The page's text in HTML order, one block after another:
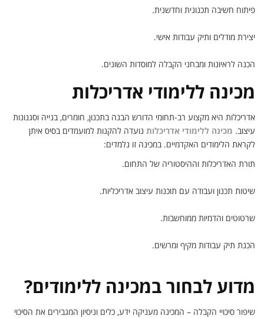
פיתוח חשיבה תכנונית וחדשנית.
יצירת מודלים ותיק עבודות אישי.
הכנה לראיונות ומבחני הקבלה למוסדות השונים.
מכינה ללימודי אדריכלות
אדריכלות היא מקצוע רב-תחומי הדורש הבנה בתכנון, חומרים, בנייה וסגנונות
עיצוב. מכינה ללימודי אדריכלות נועדה להקנות למועמדים בסיס איתן
לקראת הלימודים האקדמיים. במכינה זו נלמדים:
תורת האדריכלות וההיסטוריה של התחום.
שיטות תכנון ועבודה עם תוכנות עיצוב אדריכליות.
שרטוטים והדמיות ממוחשבות.
הכנת תיק עבודות מקיף ומרשים.
מדוע לבחור במכינה ללימודים?
שיפור סיכויי הקבלה – המכינה מעניקה ידע, כלים וניסיון המגבירים את הסיכוי